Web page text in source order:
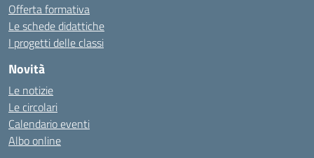
Offerta formativa
Le schede didattiche
I progetti delle classi
Novità
Le notizie
Le circolari
Calendario eventi
Albo online